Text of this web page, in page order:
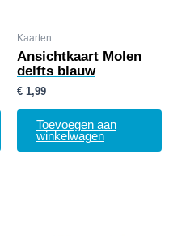
Kaarten
Ansichtkaart Molen
delfts blauw
€ 1,99
Toevoegen aan
winkelwagen